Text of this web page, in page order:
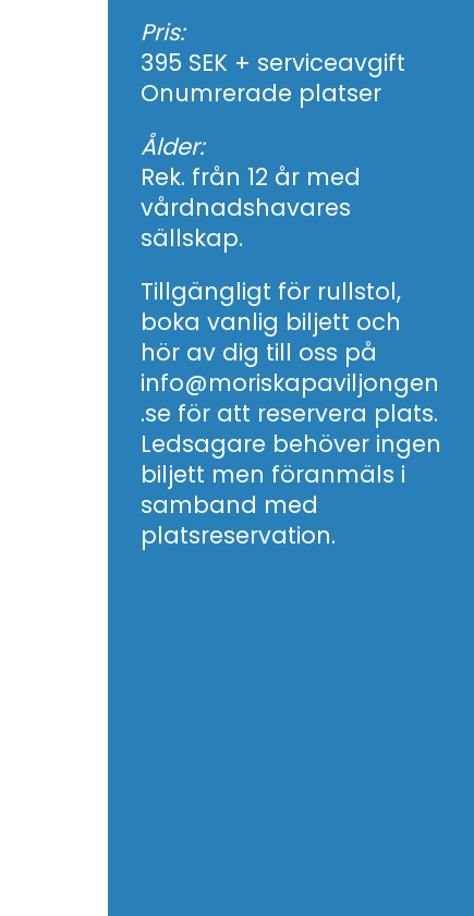
Pris:
395 SEK + serviceavgift
Onumrerade platser
Ålder:
Rek. från 12 år med
vårdnadshavares
sällskap.
Tillgängligt för rullstol,
boka vanlig biljett och
hör av dig till oss på
info@moriskapaviljongen
.se för att reservera plats.
Ledsagare behöver ingen
biljett men föranmäls i
samband med
platsreservation.